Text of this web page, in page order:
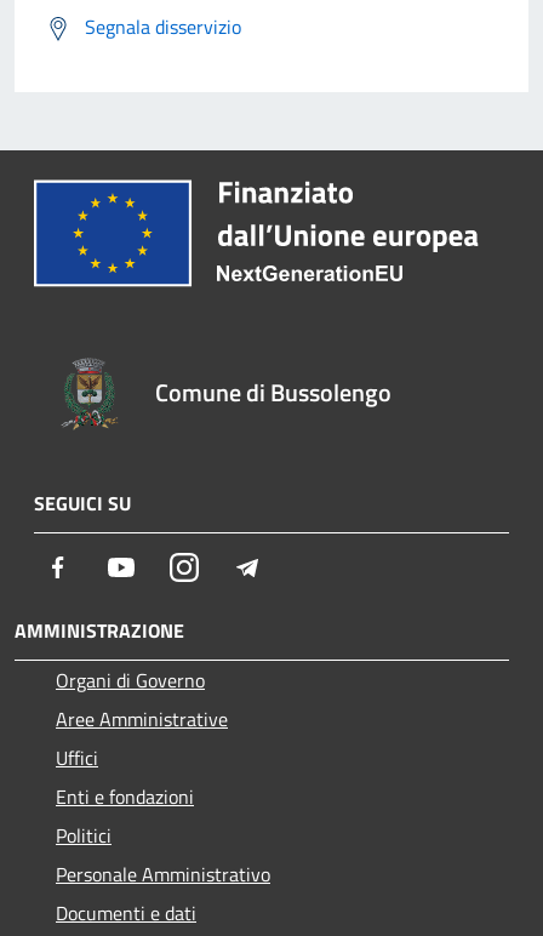
Segnala disservizio
Comune di Bussolengo
SEGUICI SU
Facebook YoutubeInstagram
AMMINISTRAZIONE
Organi di Governo
Aree Amministrative
Uffici
Enti e fondazioni
Politici
Personale Amministrativo
Documenti e dati